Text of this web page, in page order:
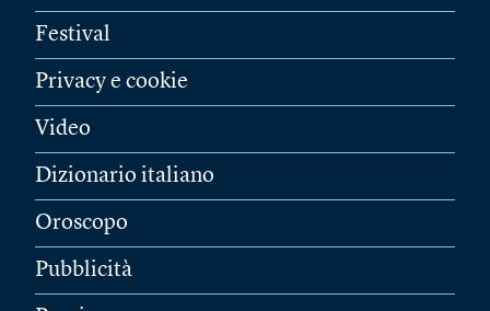
Festival
Privacy e cookie
Video
Dizionario italiano
Oroscopo
Pubblicità